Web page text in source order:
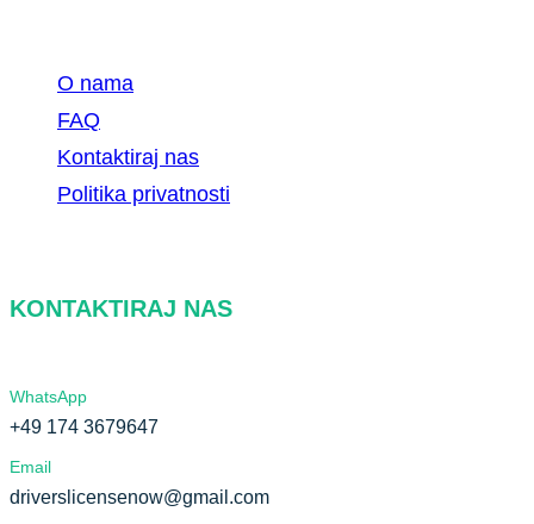
O nama
FAQ
Kontaktiraj nas
Politika privatnosti
KONTAKTIRAJ NAS
WhatsApp
+49 174 3679647
Email
driverslicensenow@gmail.com